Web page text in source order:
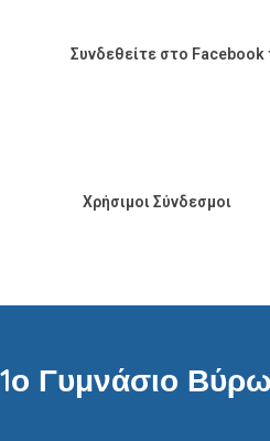
Συνδεθείτε στο Facebook
Χρήσιμοι Σύνδεσμοι
1ο Γυμνάσιο